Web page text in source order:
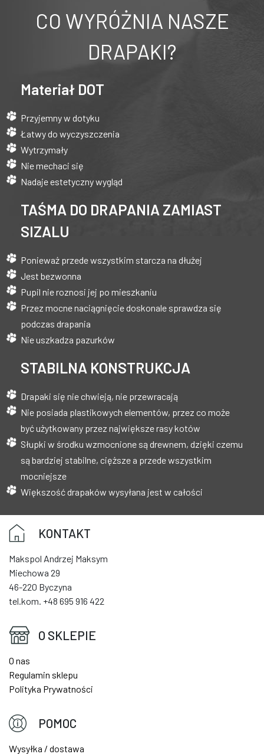
CO WYRÓŻNIA NASZE
DRAPAKI?
Materiał DOT
Przyjemny w dotyku
Łatwy do wyczyszczenia
Wytrzymały
Nie mechaci się
Nadaje estetyczny wygląd
TAŚMA DO DRAPANIA ZAMIAST
SIZALU
Ponieważ przede wszystkim starcza na dłużej
Jest bezwonna
Pupil nie roznosi jej po mieszkaniu
Przez mocne naciągnięcie doskonale sprawdza się
podczas drapania
Nie uszkadza pazurków
STABILNA KONSTRUKCJA
Drapaki się nie chwieją, nie przewracają
Nie posiada plastikowych elementów, przez co może
być użytkowany przez największe rasy kotów
Słupki w środku wzmocnione są drewnem, dzięki czemu
są bardziej stabilne, cięższe a przede wszystkim
mocniejsze
Większość drapaków wysyłana jest w całości
KONTAKT
Makspol Andrzej Maksym
Miechowa 29
46-220 Byczyna
tel.kom. +48 695 916 422
O SKLEPIE
O nas
Regulamin sklepu
Polityka Prywatności
POMOC
Wysyłka / dostawa